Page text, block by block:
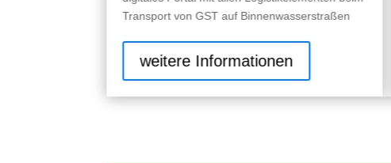
Transport von GST auf Binnenwasserstraßen
weitere Informationen